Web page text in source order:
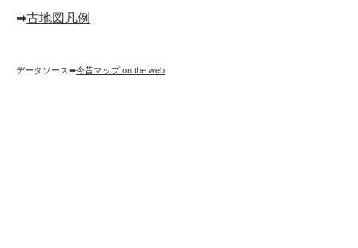
➡︎古地図凡例
データソース➡︎今昔マップ on the web